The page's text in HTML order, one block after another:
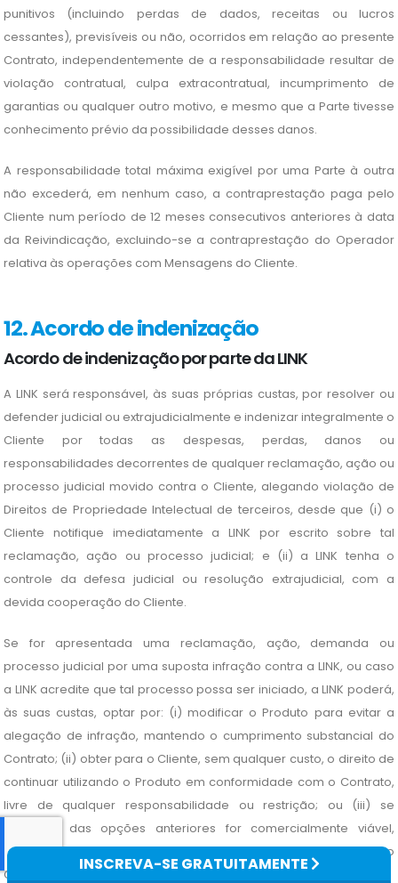
INSCREVA-SE GRATUITAMENTE
punitivos (incluindo perdas de dados, receitas ou lucros
cessantes), previsíveis ou não, ocorridos em relação ao presente
Contrato, independentemente de a responsabilidade resultar de
violação contratual, culpa extracontratual, incumprimento de
garantias ou qualquer outro motivo, e mesmo que a Parte tivesse
conhecimento prévio da possibilidade desses danos.
A responsabilidade total máxima exigível por uma Parte à outra
não excederá, em nenhum caso, a contraprestação paga pelo
Cliente num período de 12 meses consecutivos anteriores à data
da Reivindicação, excluindo-se a contraprestação do Operador
relativa às operações com Mensagens do Cliente.
12. Acordo de indenização
Acordo de indenização por parte da LINK
A LINK será responsável, às suas próprias custas, por resolver ou
defender judicial ou extrajudicialmente e indenizar integralmente o
Cliente por todas as despesas, perdas, danos ou
responsabilidades decorrentes de qualquer reclamação, ação ou
processo judicial movido contra o Cliente, alegando violação de
Direitos de Propriedade Intelectual de terceiros, desde que (i) o
Cliente notifique imediatamente a LINK por escrito sobre tal
reclamação, ação ou processo judicial; e (ii) a LINK tenha o
controle da defesa judicial ou resolução extrajudicial, com a
devida cooperação do Cliente.
Se for apresentada uma reclamação, ação, demanda ou
processo judicial por uma suposta infração contra a LINK, ou caso
a LINK acredite que tal processo possa ser iniciado, a LINK poderá,
às suas custas, optar por: (i) modificar o Produto para evitar a
alegação de infração, mantendo o cumprimento substancial do
Contrato; (ii) obter para o Cliente, sem qualquer custo, o direito de
continuar utilizando o Produto em conformidade com o Contrato,
livre de qualquer responsabilidade ou restrição; ou (iii) se
nenhuma das opções anteriores for comercialmente viável,
segundo a opinião razoável da LINK, a LINK poderá rescindir o
Contrato com efeito imediato mediante notificação ao Cliente.